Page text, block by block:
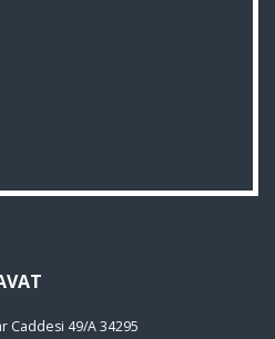
Caddesi 49/A 34295